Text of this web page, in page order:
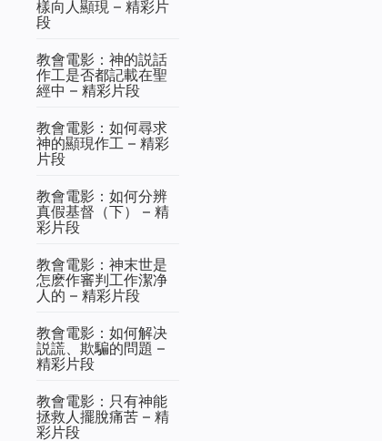
樣向人顯現 – 精彩片
段
教會電影：神的説話
作工是否都記載在聖
經中 – 精彩片段
教會電影：如何尋求
神的顯現作工 – 精彩
片段
教會電影：如何分辨
真假基督（下） – 精
彩片段
教會電影：神末世是
怎麽作審判工作潔净
人的 – 精彩片段
教會電影：如何解决
説謊、欺騙的問題 –
精彩片段
教會電影：只有神能
拯救人擺脫痛苦 – 精
彩片段